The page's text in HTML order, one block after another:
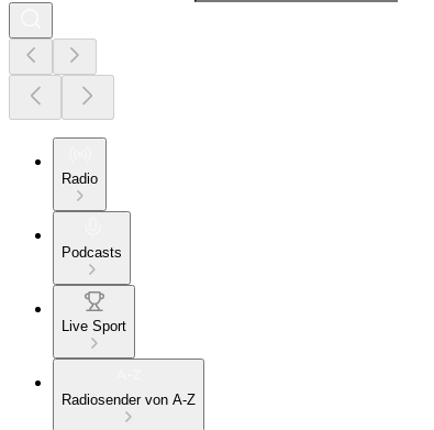
Radio
Podcasts
Live Sport
Radiosender von A-Z